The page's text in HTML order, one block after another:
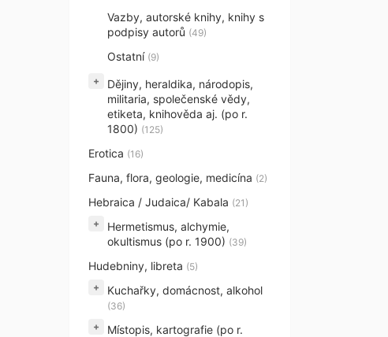
Vazby, autorské knihy, knihy s
podpisy autorů (49)
Ostatní (9)
+
Dějiny, heraldika, národopis,
militaria, společenské vědy,
etiketa, knihověda aj. (po r.
1800) (125)
Erotica (16)
Fauna, flora, geologie, medicína (2)
Hebraica / Judaica/ Kabala (21)
+
Hermetismus, alchymie,
okultismus (po r. 1900) (39)
Hudebniny, libreta (5)
+
Kuchařky, domácnost, alkohol
(36)
+
Místopis, kartografie (po r.